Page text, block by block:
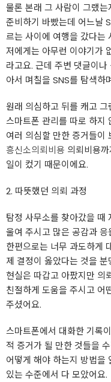
물론 본래 그 사람이 그랬
준비하기 바빴는데 어느날
르는 사이에 여행을 갔다는
저에게는 아무런 이야기가
라고요. 근데 주변 댓글이
아서 며칠을 SNS를 탐색하
원래 의심하고 뒤를 캐고
스마트폰 관리를 따로 하지
여러 의심할 만한 증거들이
흥신소의뢰비용 의뢰비용
일이 컸기 때문이에요.
2. 따뜻했던 의뢰 과정
탐정 사무소를 찾아갔을 때
울여 주시고 많은 공감과 응
한편으로는 너무 과도하게
제 결정이 옳았다는 것을
현실은 따갑고 아팠지만 의
친절하게 도움을 주시고 어
주셨어요.
스마트폰에서 대화한 기록
적 증거가 될 만한 것들을
어떻게 해야 하는지 방법을
있는 수준에서 다 모았어요.